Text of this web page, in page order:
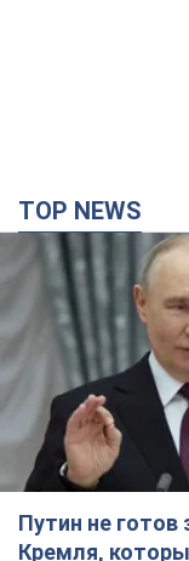
TOP NEWS
Путин не
Кремля,